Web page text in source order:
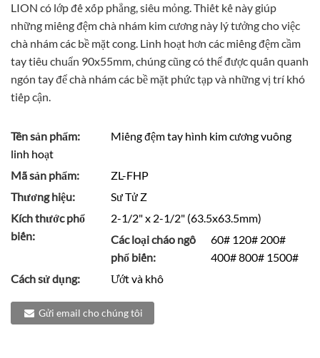
LION có lớp đế xốp phẳng, siêu mỏng. Thiết kế này giúp
những miếng đệm chà nhám kim cương này lý tưởng cho việc
chà nhám các bề mặt cong. Linh hoạt hơn các miếng đệm cầm
tay tiêu chuẩn 90x55mm, chúng cũng có thể được quấn quanh
ngón tay để chà nhám các bề mặt phức tạp và những vị trí khó
tiếp cận.
Tên sản phẩm:
Miếng đệm tay hình kim cương vuông
linh hoạt
Mã sản phẩm:
ZL-FHP
Thương hiệu:
Sư Tử Z
Kích thước phổ
biến:
2-1/2" x 2-1/2" (63.5x63.5mm)
Các loại cháo ngô
phổ biến:
60# 120# 200#
400# 800# 1500#
Cách sử dụng:
Ướt và khô
Gửi email cho chúng tôi